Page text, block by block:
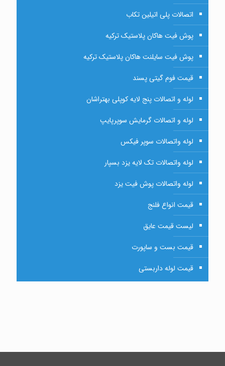
اتصالات پلی اتیلین تکاب
پوش فیت هاکان پلاستیک ترکیه
پوش فیت سایلنت هاکان پلاستیک ترکیه
قیمت فوم گیتی پسند
لوله و اتصالات پنج لایه کوپلی بهتراشان
لوله و اتصالات گرمایش سوپرپایپ
لوله واتصالات سوپر فیکس
لوله واتصالات تک لایه یزد بسپار
لوله واتصالات پوش فیت یزد
قیمت انواع فلنج
لیست قیمت عایق
قیمت بست و ساپورت
قیمت لوله داربستی